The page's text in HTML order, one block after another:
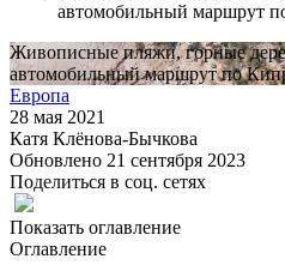
автомобильный маршрут
Живописные пляжи, горные
автомобильный маршрут по
Европа
28 мая 2021
Катя Клёнова-Бычкова
Обновлено 21 сентября 2023
Поделиться в соц. сетях
Показать оглавление
Оглавление